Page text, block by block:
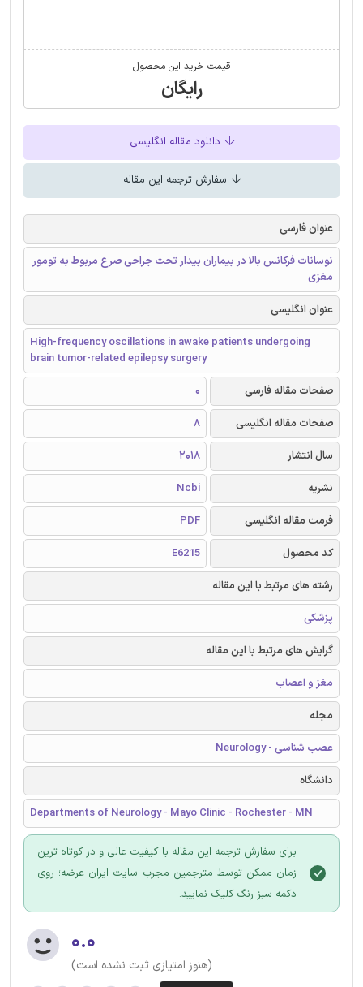
قیمت خرید این محصول
رایگان
دانلود مقاله انگلیسی
سفارش ترجمه این مقاله
عنوان فارسی
نوسانات فرکانس بالا در بیماران بیدار تحت جراحی صرع مربوط به تومور
مغزی
عنوان انگلیسی
High-frequency oscillations in awake patients undergoing
brain tumor-related epilepsy surgery
صفحات مقاله فارسی
0
صفحات مقاله انگلیسی
8
سال انتشار
2018
نشریه
Ncbi
فرمت مقاله انگلیسی
PDF
کد محصول
E6215
رشته های مرتبط با این مقاله
پزشکی
گرایش های مرتبط با این مقاله
مغز و اعصاب
مجله
عصب شناسی - Neurology
دانشگاه
Departments of Neurology - Mayo Clinic - Rochester - MN
برای سفارش ترجمه این مقاله با کیفیت عالی و در کوتاه ترین
زمان ممکن توسط مترجمین مجرب سایت ایران عرضه؛ روی
دکمه سبز رنگ کلیک نمایید.
۰.۰
(هنوز امتیازی ثبت نشده است)